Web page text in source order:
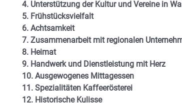
4. Unterstützung der Kultur und Vereine in
5. Frühstücksvielfalt
6. Achtsamkeit
7. Zusammenarbeit mit regionalen
8. Heimat
9. Handwerk und Dienstleistung mit Herz
10. Ausgewogenes Mittagessen
11. Spezialitäten Kaffeerösterei
12. Historische Kulisse